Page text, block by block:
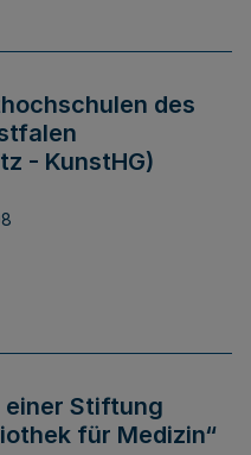
des
- KunstHG)
einer Stiftung
für Medizin“